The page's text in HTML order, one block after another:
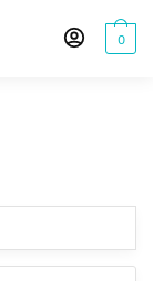
0